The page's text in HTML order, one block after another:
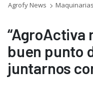
Agrofy News
“AgroActiva
buen punto
juntarnos